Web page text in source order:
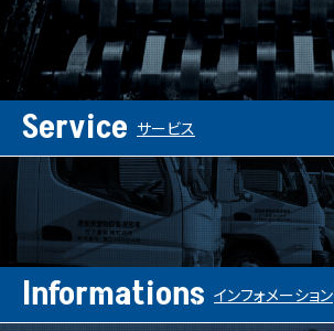
Service サービス
Informations インフォメーション